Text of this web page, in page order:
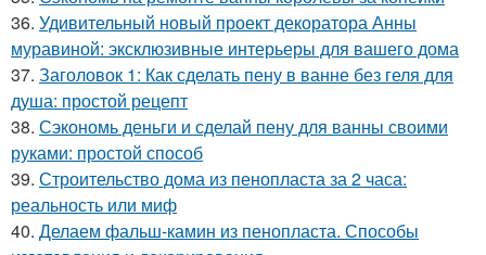
36. Удивительный новый проект декоратора Анны
муравиной: эксклюзивные интерьеры для вашего дома
37. Заголовок 1: Как сделать пену в ванне без геля для
душа: простой рецепт
38. Сэкономь деньги и сделай пену для ванны своими
руками: простой способ
39. Строительство дома из пенопласта за 2 часа:
реальность или миф
40. Делаем фальш-камин из пенопласта. Способы